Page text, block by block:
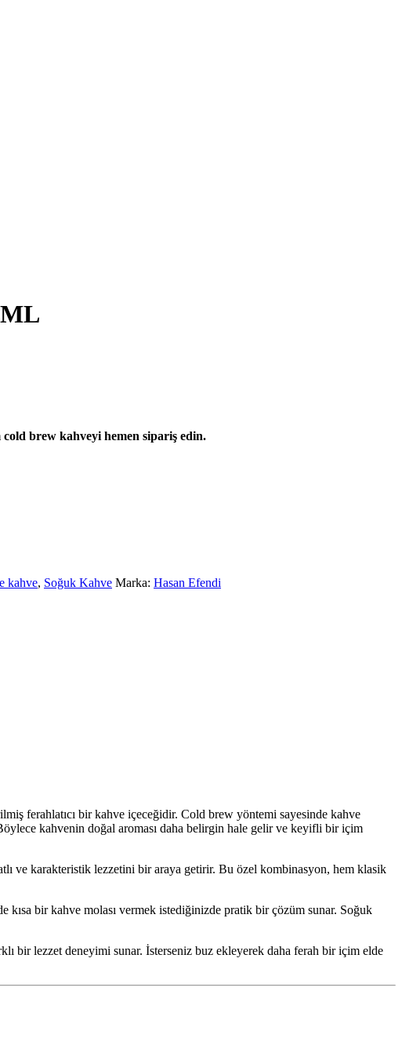
cold brew kahveyi hemen sipariş edin.
kahve, Soğuk Kahve Marka: Hasan Efendi
ferahlatıcı bir kahve içeceğidir. Cold brew yöntemi sayesinde kahve
kahvenin doğal aroması daha belirgin hale gelir ve keyifli bir içim
ve karakteristik lezzetini bir araya getirir. Bu özel kombinasyon, hem klasik
kısa bir kahve molası vermek istediğinizde pratik bir çözüm sunar. Soğuk
bir lezzet deneyimi sunar. İsterseniz buz ekleyerek daha ferah bir içim elde